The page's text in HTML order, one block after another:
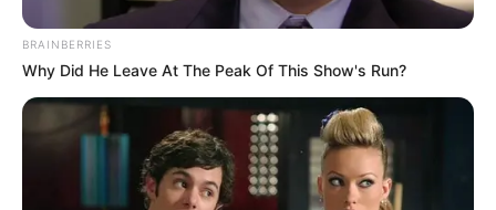
BRAINBERRIES
Why Did He Leave At The Peak Of This Show's Run?